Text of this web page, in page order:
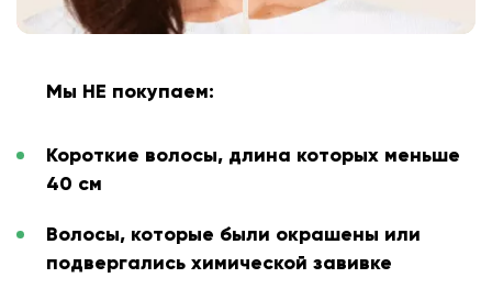
Мы НЕ покупаем:
Короткие волосы, длина которых меньше
40 см
Волосы, которые были окрашены или
подвергались химической завивке